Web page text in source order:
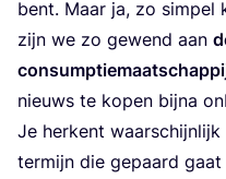
bent. Maar ja, zo sim­pel
zijn we zo gewend aan
nieuws te kopen bij­na
Je her­kent
ter­mijn die gepaard